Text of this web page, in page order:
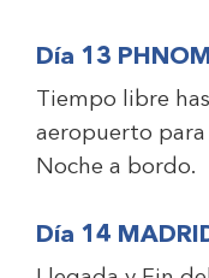
Día 13
Tiempo libre
aeropuerto para
Noche a bordo.
Día 14